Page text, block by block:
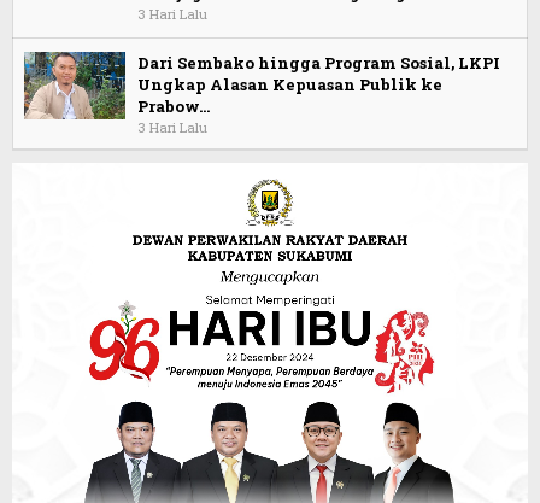
3 Hari Lalu
Dari Sembako hingga Program Sosial, LKPI
Ungkap Alasan Kepuasan Publik ke
Prabow…
3 Hari Lalu